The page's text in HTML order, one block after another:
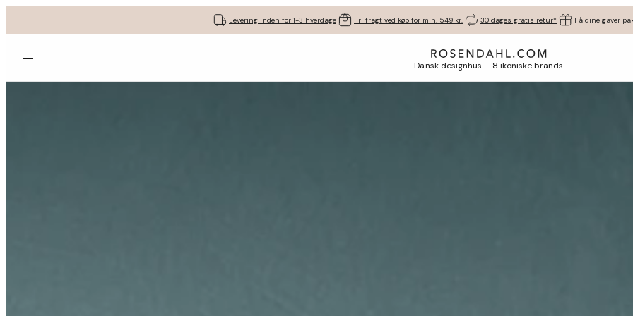
Levering inden for 1-3 hverdage Fri fragt ved køb for min. 549 kr. 30 dages gratis retur* Få dine gaver
Åbn menuen Dansk designhus – 8 ikoniske brands